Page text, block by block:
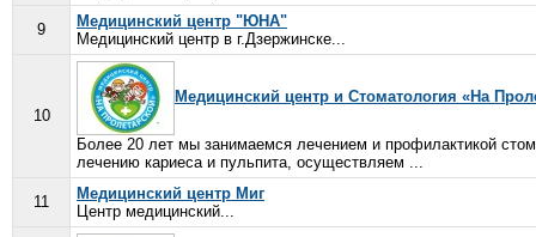
9
Медицинский центр "ЮНА"
Медицинский центр в г.Дзержинске...
10
Медицинский центр и Стоматология «На
Более 20 лет мы занимаемся лечением и профилактикой
лечению кариеса и пульпита, осуществляем ...
11
Медицинский центр Миг
Центр медицинский...